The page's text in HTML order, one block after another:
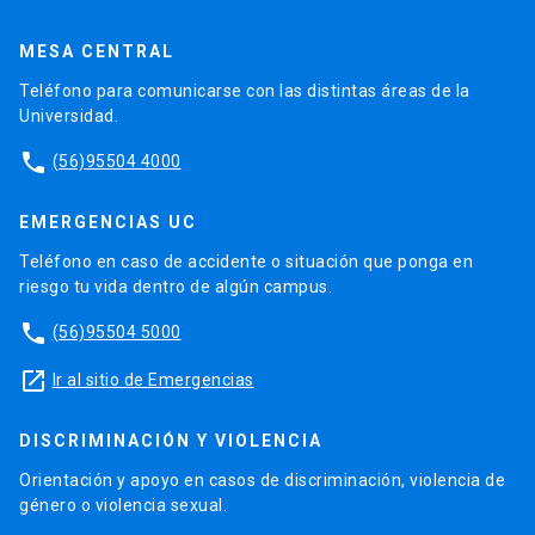
MESA CENTRAL
Teléfono para comunicarse con las distintas áreas de la
Universidad.
phone (56)95504 4000
EMERGENCIAS UC
Teléfono en caso de accidente o situación que ponga en
riesgo tu vida dentro de algún campus.
phone (56)95504 5000
launch Ir al sitio de Emergencias
DISCRIMINACIÓN Y VIOLENCIA
Orientación y apoyo en casos de discriminación, violencia de
género o violencia sexual.